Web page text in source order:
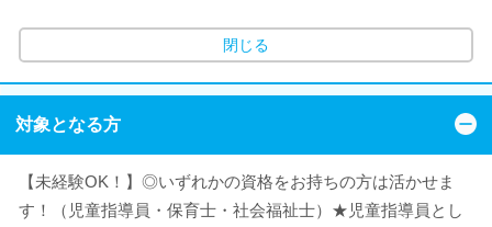
閉じる
対象となる方
【未経験OK！】◎いずれかの資格をお持ちの方は活かせま
す！（児童指導員・保育士・社会福祉士）★児童指導員とし